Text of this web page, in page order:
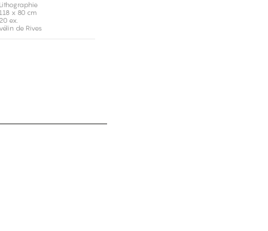
Lithographie
118 x 80 cm
20 ex.
vélin de Rives